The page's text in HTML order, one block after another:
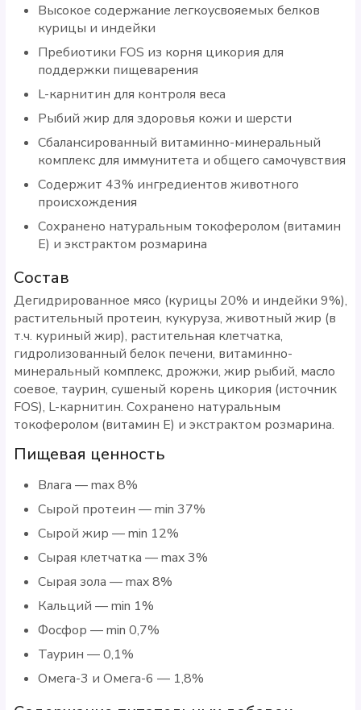
Высокое содержание легкоусвояемых белков
курицы и индейки
Пребиотики FOS из корня цикория для
поддержки пищеварения
L-карнитин для контроля веса
Рыбий жир для здоровья кожи и шерсти
Сбалансированный витаминно-минеральный
комплекс для иммунитета и общего самочувствия
Содержит 43% ингредиентов животного
происхождения
Сохранено натуральным токоферолом (витамин
E) и экстрактом розмарина
Состав
Дегидрированное мясо (курицы 20% и индейки 9%),
растительный протеин, кукуруза, животный жир (в
т.ч. куриный жир), растительная клетчатка,
гидролизованный белок печени, витаминно-
минеральный комплекс, дрожжи, жир рыбий, масло
соевое, таурин, сушеный корень цикория (источник
FOS), L-карнитин. Сохранено натуральным
токоферолом (витамин E) и экстрактом розмарина.
Пищевая ценность
Влага — max 8%
Сырой протеин — min 37%
Сырой жир — min 12%
Сырая клетчатка — max 3%
Сырая зола — max 8%
Кальций — min 1%
Фосфор — min 0,7%
Таурин — 0,1%
Омега-3 и Омега-6 — 1,8%